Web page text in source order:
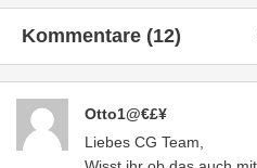
Kommentare (12)
Otto1@€£¥
Liebes CG Team,